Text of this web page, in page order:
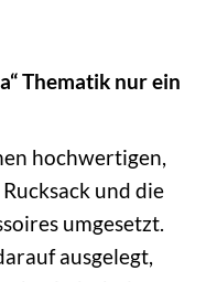
Thematik nur ein
hochwertigen,
und die
umgesetzt.
ausgelegt,